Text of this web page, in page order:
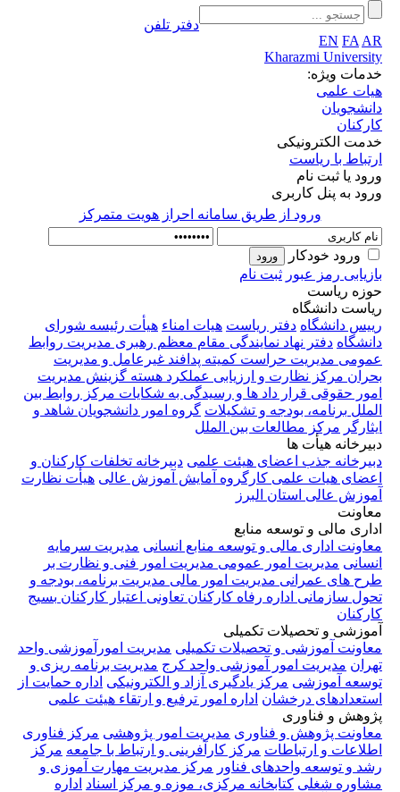
دفتر تلفن
EN FA AR
Kharazmi University
خدمات ویژه:
هیات علمی
دانشجویان
کارکنان
خدمت الکترونیکی
ارتباط با ریاست
ورود یا ثبت نام
ورود به پنل کاربری
ورود از طريق سامانه احراز هويت متمركز
ورود خودکار
بازیابی رمز عبور ثبت نام
حوزه ریاست
ریاست دانشگاه
رییس دانشگاه دفتر ریاست هیات امناء هیأت رئیسه شورای
دانشگاه دفتر نهاد نمایندگی مقام معظم رهبری مدیریت روابط
عمومی مدیریت حراست کمیته پدافند غیرعامل و مدیریت
بحران مرکز نظارت و ارزیابی عملکرد هسته گزینش مدیریت
امور حقوقی قرار داد ها و رسیدگی به شکایات مرکز روابط بین
الملل برنامه، بودجه و تشکیلات گروه امور دانشجویان شاهد و
ایثارگر مرکز مطالعات بین الملل
دبیرخانه هیأت ها
دبیرخانه جذب اعضای هیئت علمی دبیرخانه تخلفات کارکنان و
اعضای هیات علمی کارگروه آمایش آموزش عالی هیأت نظارت
آموزش عالی استان البرز
معاونت
اداری مالی و توسعه منابع
معاونت اداری مالی و توسعه منابع انسانی مدیریت سرمایه
انسانی مدیریت امور عمومی مدیریت امور فنی و نظارت بر
طرح های عمرانی مدیریت امور مالی مدیریت برنامه، بودجه و
تحول سازمانی اداره رفاه کارکنان تعاونی اعتبار کارکنان بسیج
کارکنان
آموزشی و تحصیلات تکمیلی
معاونت آموزشی و تحصیلات تکمیلی مدیریت امورآموزشی واحد
تهران مدیریت امور آموزشی واحد کرج مدیریت برنامه ریزی و
توسعه آموزشی مرکز یادگیری آزاد و الکترونیکی اداره حمایت از
استعدادهای درخشان اداره امور ترفیع و ارتقاء هیئت علمی
پژوهش و فناوری
معاونت پژوهش و فناوری مدیریت امور پژوهشی مرکز فناوری
اطلاعات و ارتباطات مرکز کارآفرینی و ارتباط با جامعه مرکز
رشد و توسعه واحدهای فناور مرکز مدیریت مهارت آموزی و
مشاوره شغلی کتابخانه مرکزی، موزه و مرکز اسناد اداره